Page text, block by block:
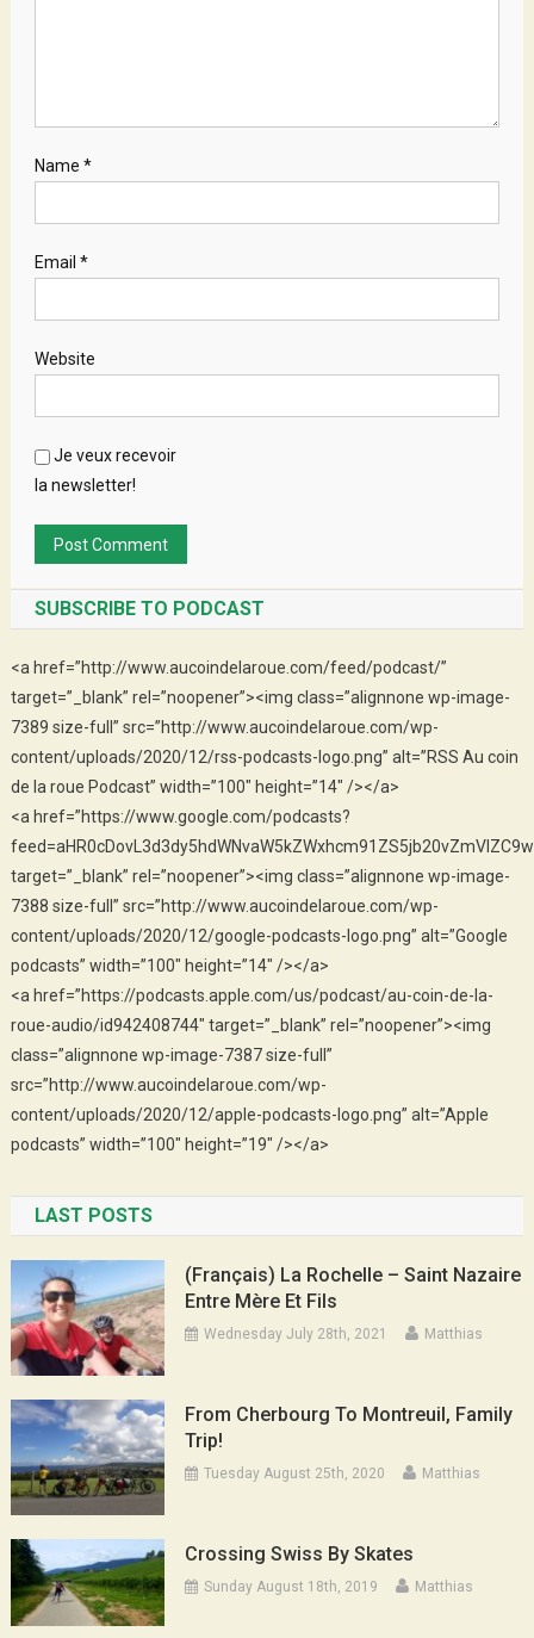
Name *
Email *
Website
Je veux recevoir
la newsletter!
SUBSCRIBE TO PODCAST
<a href=”http://www.aucoindelaroue.com/feed/podcast/”
target=”_blank” rel=”noopener”><img class=”alignnone wp-image-
7389 size-full” src=”http://www.aucoindelaroue.com/wp-
content/uploads/2020/12/rss-podcasts-logo.png” alt=”RSS Au coin
de la roue Podcast” width=”100″ height=”14″ /></a>
<a href=”https://www.google.com/podcasts?
target=”_blank” rel=”noopener”><img class=”alignnone wp-image-
7388 size-full” src=”http://www.aucoindelaroue.com/wp-
content/uploads/2020/12/google-podcasts-logo.png” alt=”Google
podcasts” width=”100″ height=”14″ /></a>
<a href=”https://podcasts.apple.com/us/podcast/au-coin-de-la-
roue-audio/id942408744″ target=”_blank” rel=”noopener”><img
class=”alignnone wp-image-7387 size-full”
src=”http://www.aucoindelaroue.com/wp-
content/uploads/2020/12/apple-podcasts-logo.png” alt=”Apple
podcasts” width=”100″ height=”19″ /></a>
LAST POSTS
(Français) La Rochelle – Saint Nazaire
Entre Mère Et Fils
Wednesday July 28th, 2021 Matthias
From Cherbourg To Montreuil, Family
Trip!
Tuesday August 25th, 2020 Matthias
Crossing Swiss By Skates
Sunday August 18th, 2019 Matthias